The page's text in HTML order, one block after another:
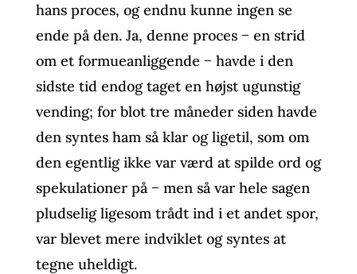
hans proces, og endnu kunne ingen se
ende på den. Ja, denne proces − en strid
om et formueanliggende − havde i den
sidste tid endog taget en højst ugunstig
vending; for blot tre måneder siden havde
den syntes ham så klar og ligetil, som om
den egentlig ikke var værd at spilde ord og
spekulationer på − men så var hele sagen
pludselig ligesom trådt ind i et andet spor,
var blevet mere indviklet og syntes at
tegne uheldigt.